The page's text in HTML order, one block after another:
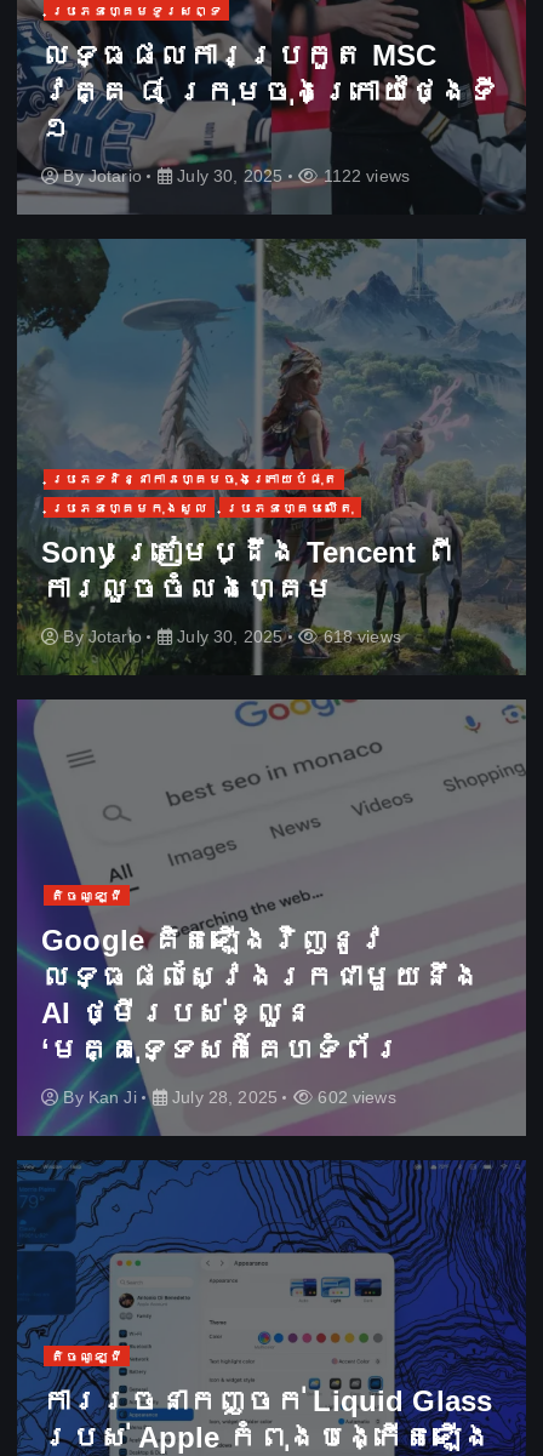
ប្រភេទហ្គេមទូរសព្ទ
លទ្ធផលការប្រកួត MSC
វគ្គ ៨ ក្រុមចុងក្រោយថ្ងៃទី
១
ByJotario July 30, 2025 1122 views
ប្រភេទនិន្នាការហ្គេមចុងក្រោយបំផុត
ប្រភេទហ្គេមកុងសូល
ប្រភេទហ្គេមលើតុ
Sony ត្រៀមប្ដឹង​ Tencent ពី
ការលួចចំលងហ្គេម
ByJotario July 30, 2025 618 views
តិចណូឡូជី
Google គិតឡើងវិញនូវ
លទ្ធផលស្វែងរកជាមួយនឹង
AI ថ្មីរបស់ខ្លួន
‘មគ្គុទ្ទេសក៍គេហទំព័រ
By Kan Ji July 28, 2025 602 views
តិចណូឡូជី
ការ​រចនា​កញ្ចក់ Liquid Glass
របស់ Apple ​កំពុង​បង្កើត​ឡើង​